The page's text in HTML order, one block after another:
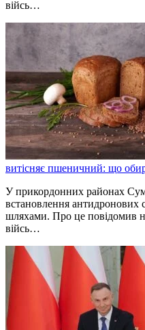
війсь…
витісняє пшеничний: що
У прикордонних районах
встановлення антидронових
шляхами. Про це повідомив
війсь…